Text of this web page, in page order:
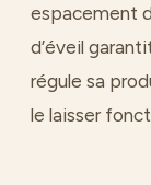
espacement
d’éveil
régule sa
le laisser